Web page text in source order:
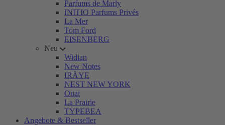
Parfums de Marly
INITIO Parfums Privés
La Mer
Tom Ford
EISENBERG
Neu
Widian
New Notes
IRÄYE
NEST NEW YORK
Ouai
La Prairie
TYPEBEA
Angebote & Bestseller